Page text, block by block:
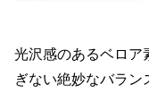
光沢感のあるベロア
ぎない絶妙なバラン